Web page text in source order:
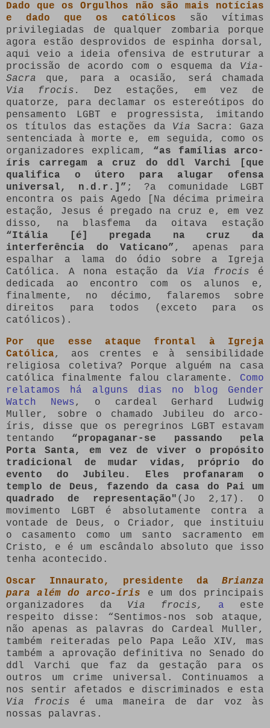
Dado que os Orgulhos não são mais notícias
e dado que os católicos são vítimas
privilegiadas de qualquer zombaria porque
agora estão desprovidos de espinha dorsal,
aqui veio a ideia ofensiva de estruturar a
procissão de acordo com o esquema da Via-
Sacra que, para a ocasião, será chamada
Via frocis. Dez estações, em vez de
quatorze, para declamar os estereótipos do
pensamento LGBT e progressista, imitando
os títulos das estações da Via Sacra: Gaza
sentenciada à morte e, em seguida, como os
organizadores explicam, “as famílias arco-
íris carregam a cruz do ddl Varchi [que
qualifica o útero para alugar ofensa
universal, n.d.r.]” ; ?a comunidade LGBT
encontra os pais Agedo [Na décima primeira
estação, Jesus é pregado na cruz e, em vez
disso, na blasfema da oitava estação
“Itália [é] pregada na cruz da
interferência do Vaticano” , apenas para
espalhar a lama do ódio sobre a Igreja
Católica. A nona estação da Via frocis é
dedicada ao encontro com os alunos e,
finalmente, no décimo, falaremos sobre
direitos para todos (exceto para os
católicos).
Por que esse ataque frontal à Igreja
Católica, aos crentes e à sensibilidade
religiosa coletiva? Porque alguém na casa
católica finalmente falou claramente. Como
relatamos há alguns dias no blog Gender
Watch News, o cardeal Gerhard Ludwig
Muller, sobre o chamado Jubileu do arco-
íris, disse que os peregrinos LGBT estavam
tentando “propaganar-se passando pela
Porta Santa, em vez de viver o propósito
tradicional de mudar vidas, próprio do
evento do Jubileu. Eles profanaram o
templo de Deus, fazendo da casa do Pai um
quadrado de representação" (Jo 2,17). O
movimento LGBT é absolutamente contra a
vontade de Deus, o Criador, que instituiu
o casamento como um santo sacramento em
Cristo, e é um escândalo absoluto que isso
tenha acontecido.
Oscar Innaurato, presidente da Brianza
para além do arco-íris e um dos principais
organizadores da Via frocis, a este
respeito disse: “Sentimos-nos sob ataque,
não apenas as palavras do Cardeal Muller,
também reiteradas pelo Papa Leão XIV, mas
também a aprovação definitiva no Senado do
ddl Varchi que faz da gestação para os
outros um crime universal. Continuamos a
nos sentir afetados e discriminados e esta
Via frocis é uma maneira de dar voz às
nossas palavras.